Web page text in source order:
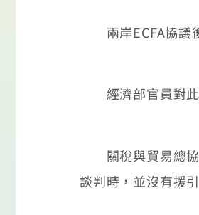
兩岸ECFA協議後
經濟部官員對此
關稅與貿易總協
談判時，並沒有援